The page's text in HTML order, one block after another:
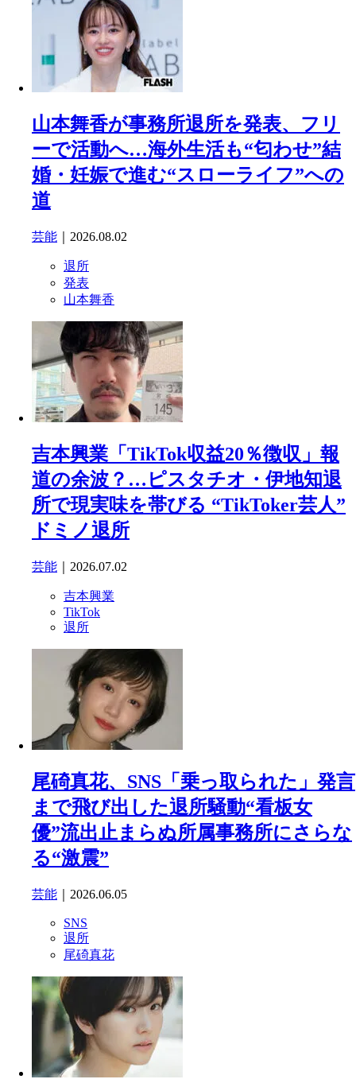
山本舞香が事務所退所を発表、フリ
ーで活動へ…海外生活も“匂わせ”結
婚・妊娠で進む“スローライフ”への
道
芸能 ｜2026.08.02
退所
発表
山本舞香
吉本興業「TikTok収益20％徴収」報
道の余波？…ピスタチオ・伊地知退
所で現実味を帯びる “TikToker芸人”
ドミノ退所
芸能 ｜2026.07.02
吉本興業
TikTok
退所
尾碕真花、SNS「乗っ取られた」発言
まで飛び出した退所騒動“看板女
優”流出止まらぬ所属事務所にさらな
る“激震”
芸能 ｜2026.06.05
SNS
退所
尾碕真花